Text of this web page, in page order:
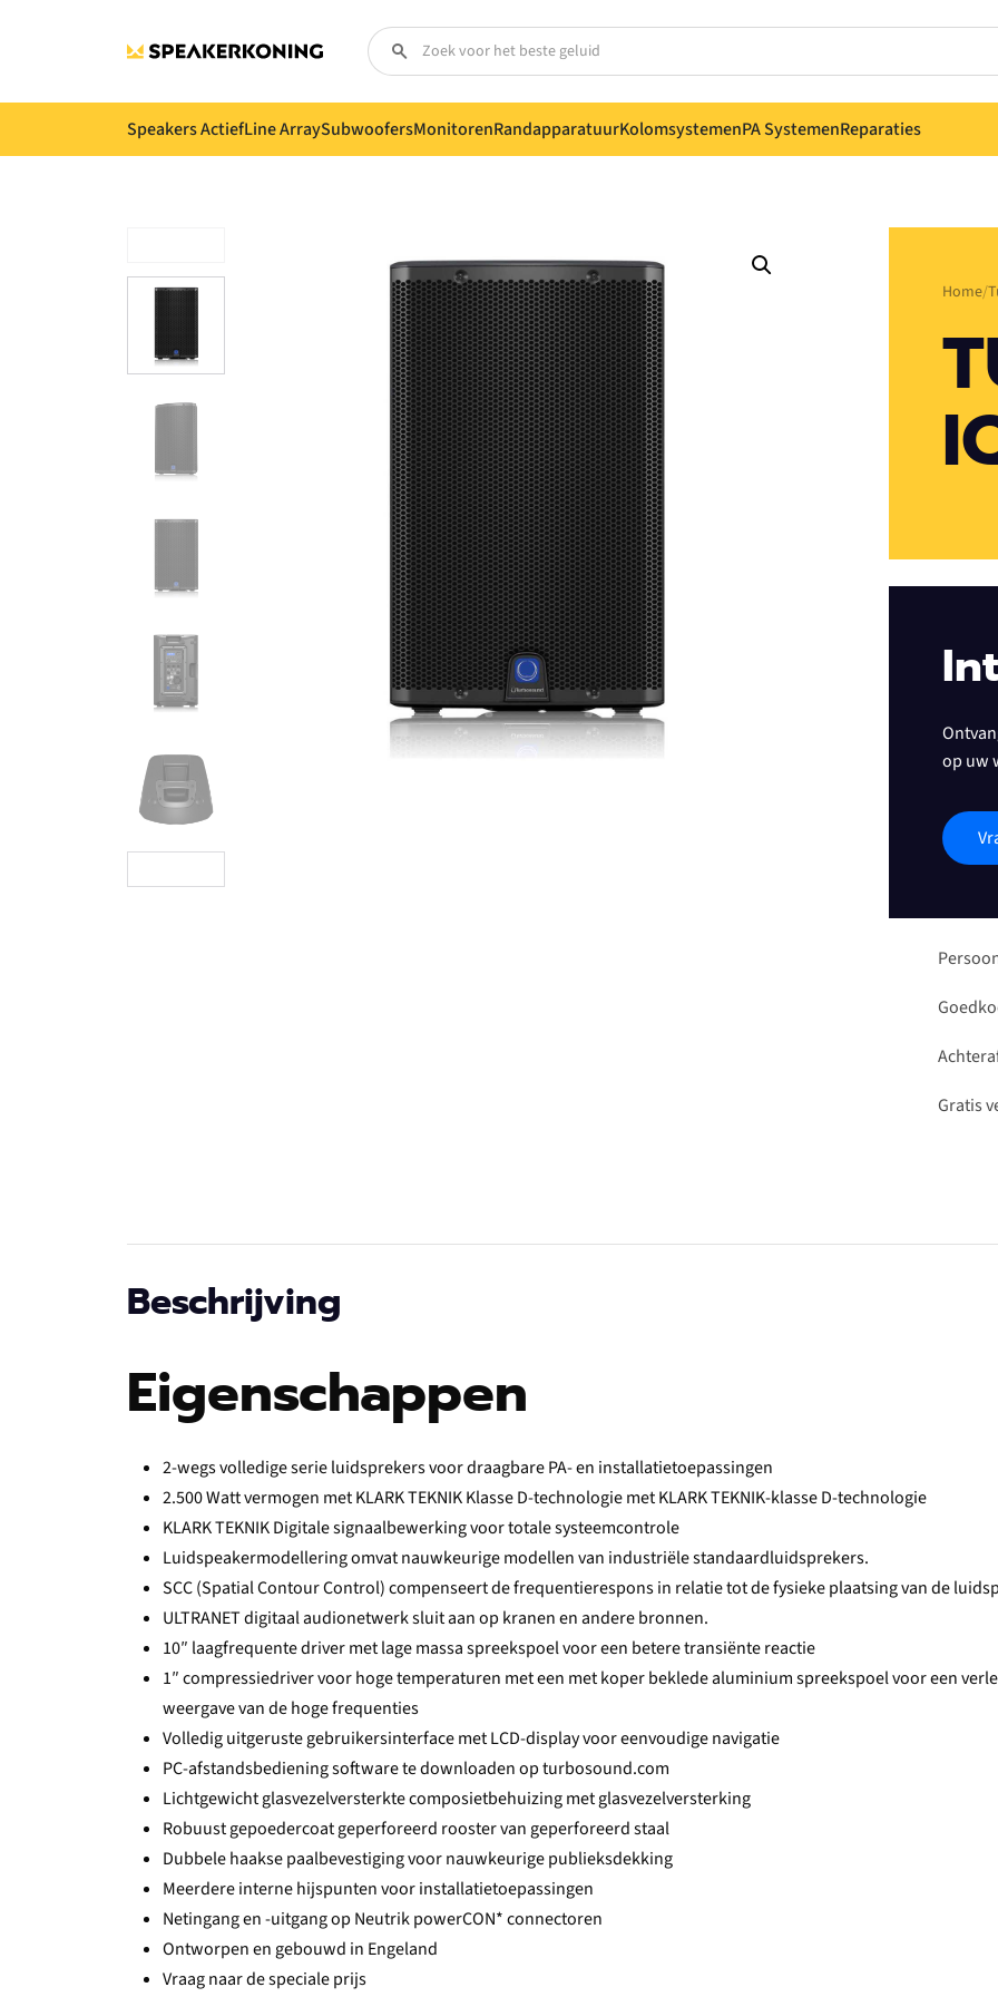
Speakers ActiefLine ArraySubwoofersMonitorenRandapparatuurKolomsystemenPA SystemenReparaties
Home
op uw
Gratis
Beschrijving
Eigenschappen
2-wegs volledige serie luidsprekers voor draagbare PA- en installatietoepassingen
2.500 Watt vermogen met KLARK TEKNIK Klasse D-technologie met KLARK TEKNIK-klasse D-technologie
KLARK TEKNIK Digitale signaalbewerking voor totale systeemcontrole
Luidspeakermodellering omvat nauwkeurige modellen van industriële standaardluidsprekers.
SCC (Spatial Contour Control) compenseert de frequentierespons in relatie tot de fysieke plaatsing van de
ULTRANET digitaal audionetwerk sluit aan op kranen en andere bronnen.
10″ laagfrequente driver met lage massa spreekspoel voor een betere transiënte reactie
1″ compressiedriver voor hoge temperaturen met een met koper beklede aluminium spreekspoel voor een
weergave van de hoge frequenties
Volledig uitgeruste gebruikersinterface met LCD-display voor eenvoudige navigatie
PC-afstandsbediening software te downloaden op turbosound.com
Lichtgewicht glasvezelversterkte composietbehuizing met glasvezelversterking
Robuust gepoedercoat geperforeerd rooster van geperforeerd staal
Dubbele haakse paalbevestiging voor nauwkeurige publieksdekking
Meerdere interne hijspunten voor installatietoepassingen
Netingang en -uitgang op Neutrik powerCON* connectoren
Ontworpen en gebouwd in Engeland
Vraag naar de speciale prijs